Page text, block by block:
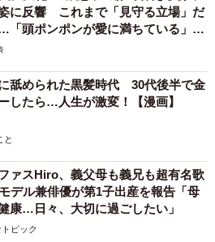
に反響 これまで「見守る立場」だ
「頭ポンポンが愛に満ちている」
舐められた黒髪時代 30代後半で金
したら…人生が激変！【漫画】
と
ァスHiro、義父母も義兄も超有名歌
デル兼俳優が第1子出産を報告「母
康…日々、大切に過ごしたい」
ピック